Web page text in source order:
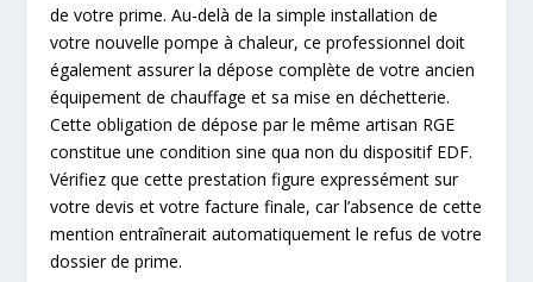
de votre prime. Au-delà de la simple installation de
votre nouvelle pompe à chaleur, ce professionnel doit
également assurer la dépose complète de votre ancien
équipement de chauffage et sa mise en déchetterie.
Cette obligation de dépose par le même artisan RGE
constitue une condition sine qua non du dispositif EDF.
Vérifiez que cette prestation figure expressément sur
votre devis et votre facture finale, car l’absence de cette
mention entraînerait automatiquement le refus de votre
dossier de prime.